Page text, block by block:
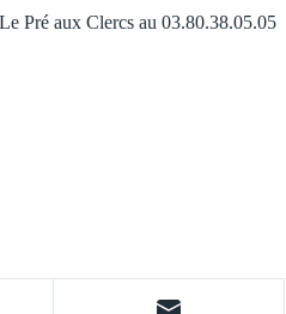
Pré aux Clercs au 03.80.38.05.05